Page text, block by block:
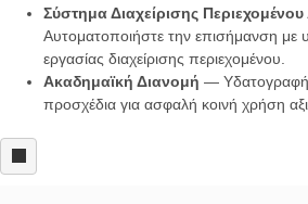
Σύστημα Διαχείρισης
Αυτοματοποιήστε την επισήμανση με
εργασίας διαχείρισης περιεχομένου.
Ακαδημαϊκή Διανομή —
προσχέδια για ασφαλή κοινή χρήση